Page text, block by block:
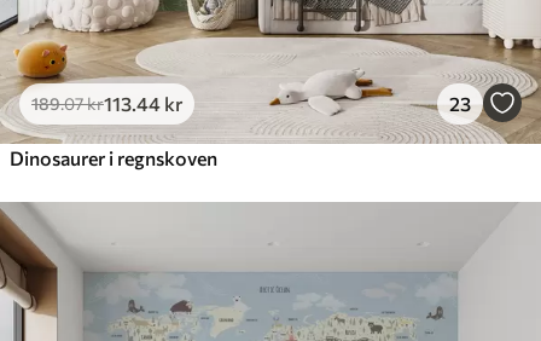
189.07kr113 .44 kr 23
Dinosaurer i regnskoven